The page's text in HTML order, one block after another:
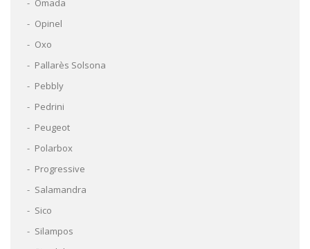
Omada
Opinel
Oxo
Pallarès Solsona
Pebbly
Pedrini
Peugeot
Polarbox
Progressive
Salamandra
Sico
Silampos